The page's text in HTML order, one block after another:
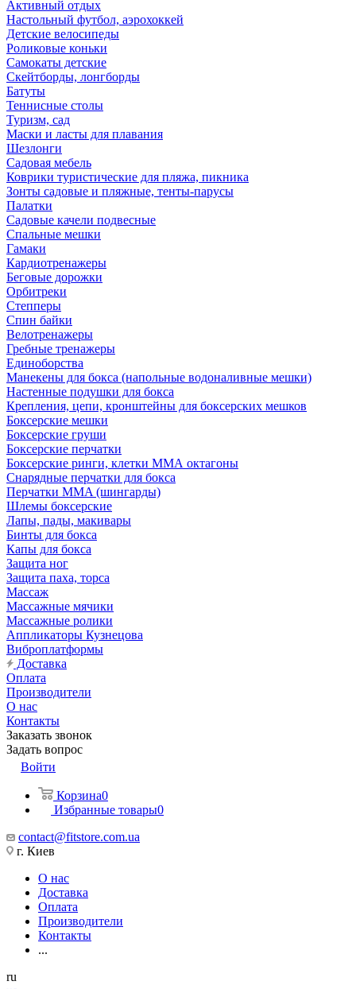
Активный отдых
Настольный футбол, аэрохоккей
Детские велосипеды
Роликовые коньки
Самокаты детские
Скейтборды, лонгборды
Батуты
Теннисные столы
Туризм, сад
Маски и ласты для плавания
Шезлонги
Садовая мебель
Коврики туристические для пляжа, пикника
Зонты садовые и пляжные, тенты-парусы
Палатки
Садовые качели подвесные
Спальные мешки
Гамаки
Кардиотренажеры
Беговые дорожки
Орбитреки
Степперы
Спин байки
Велотренажеры
Гребные тренажеры
Единоборства
Манекены для бокса (напольные водоналивные мешки)
Настенные подушки для бокса
Крепления, цепи, кронштейны для боксерских мешков
Боксерские мешки
Боксерские груши
Боксерские перчатки
Боксерские ринги, клетки ММА октагоны
Снарядные перчатки для бокса
Перчатки MMA (шингарды)
Шлемы боксерские
Лапы, пады, макивары
Бинты для бокса
Капы для бокса
Защита ног
Защита паха, торса
Массаж
Массажные мячики
Массажные ролики
Аппликаторы Кузнецова
Виброплатформы
Доставка
Оплата
Производители
О нас
Контакты
Заказать звонок
Задать вопрос
Войти
Корзина0
Избранные товары0
contact@fitstore.com.ua
г. Киев
О нас
Доставка
Оплата
Производители
Контакты
...
ru